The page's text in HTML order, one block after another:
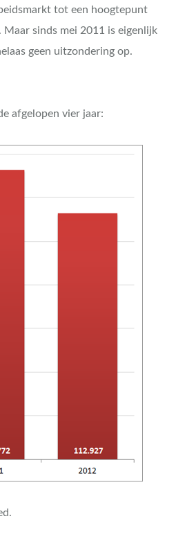
tot een hoogtepunt
sinds mei 2011 is eigenlijk
geen uitzondering op.
afgelopen vier jaar: